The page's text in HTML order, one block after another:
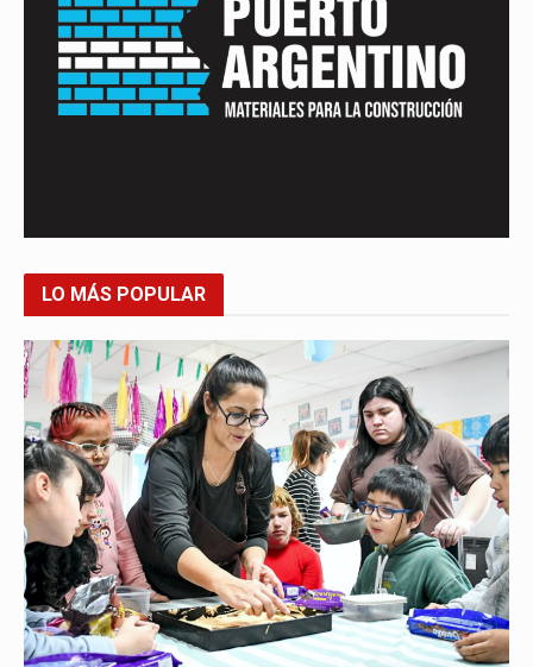
LO MÁS POPULAR